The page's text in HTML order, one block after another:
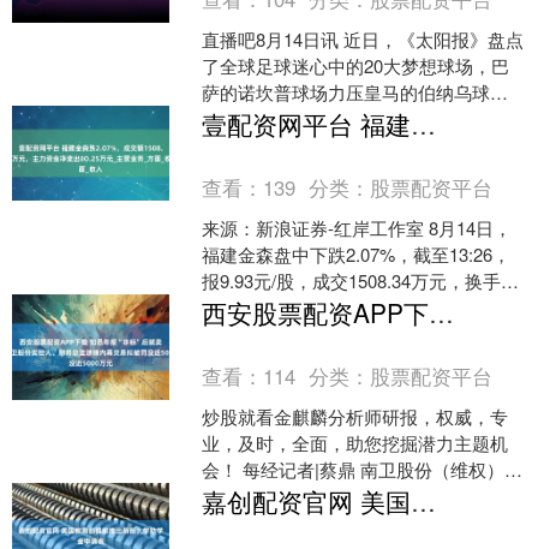
直播吧8月14日讯 近日，《太阳报》盘点
了全球足球迷心中的20大梦想球场，巴
萨的诺坎普球场力压皇马的伯纳乌球场
登顶。 巴萨的诺坎普球场在球迷心中成
为最想参观的球....
壹配资网平台 福建金森跌2.07%，成交额1508.34万元，主力资金净流出80.25万元_主营业务_方面_收入
查看： 139 分类： 股票配资平台
来源：新浪证券-红岸工作室 8月14日，
福建金森盘中下跌2.07%，截至13:26，
报9.93元/股，成交1508.34万元，换手率
0.64%，总市值23.41....
西安股票配资APP下载 知悉年报“非标”后就卖股？南卫股份实控人、财务总监涉嫌内幕交易拟被罚没近5000万元
查看： 114 分类： 股票配资平台
炒股就看金麒麟分析师研报，权威，专
业，及时，全面，助您挖掘潜力主题机
会！ 每经记者|蔡鼎 南卫股份（维权）8
月7日晚间公告，公司控股股东、实控人
李平和财务总监项....
嘉创配资官网 美国教育部提前推出新版大学助学金申请表